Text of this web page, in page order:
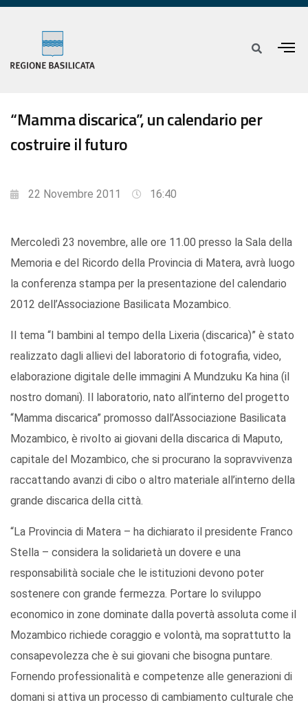
“Mamma discarica”, un calendario per
costruire il futuro
22 Novembre 2011 16:40
Mercoledì 23 novembre, alle ore 11.00 presso la Sala della
Memoria e del Ricordo della Provincia di Matera, avrà luogo
la conferenza stampa per la presentazione del calendario
2012 dell’Associazione Basilicata Mozambico.
Il tema “I bambini al tempo della Lixeria (discarica)” è stato
realizzato dagli allievi del laboratorio di fotografia, video,
elaborazione digitale delle immagini A Mundzuku Ka hina (il
nostro domani). Il laboratorio, nato all’interno del progetto
“Mamma discarica” promosso dall’Associazione Basilicata
Mozambico, è rivolto ai giovani della discarica di Maputo,
capitale del Mozambico, che si procurano la sopravvivenza
raccattando avanzi di cibo o altro materiale all’interno della
grande discarica della città.
“La Provincia di Matera – ha dichiarato il presidente Franco
Stella – considera la solidarietà un dovere e una
responsabilità sociale che le istituzioni devono poter
sostenere con grande fermezza. Portare lo sviluppo
economico in zone dominate dalla povertà assoluta come il
Mozambico richiede coraggio e volontà, ma soprattutto la
consapevolezza che è sui giovani che bisogna puntare.
Fornendo professionalità e competenze alle generazioni di
domani si attiva un processo di cambiamento culturale che